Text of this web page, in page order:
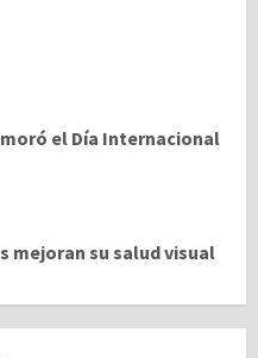
el Día Internacional
mejoran su salud visual